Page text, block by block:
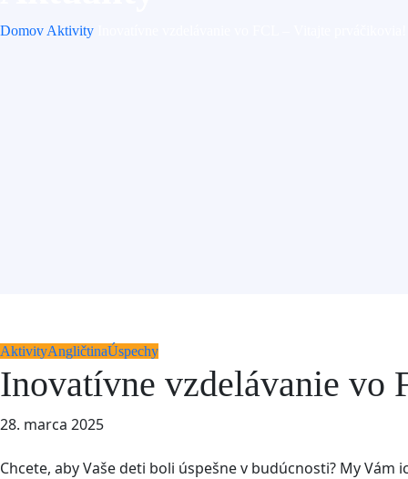
Domov Aktivity
AktivityAngličtinaÚspechy
Inovatívne vzdelávanie vo
28. marca 2025
Chcete, aby Vaše deti boli úspešne v budúcnosti? My Vám